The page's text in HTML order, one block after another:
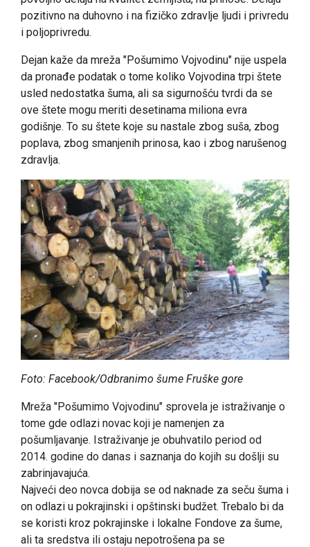
pozitivno na duhovno i na fizičko zdravlje ljudi i privredu
i poljoprivredu.
Dejan kaže da mreža "Pošumimo Vojvodinu" nije uspela
da pronađe podatak o tome koliko Vojvodina trpi štete
usled nedostatka šuma, ali sa sigurnošću tvrdi da se
ove štete mogu meriti desetinama miliona evra
godišnje. To su štete koje su nastale zbog suša, zbog
poplava, zbog smanjenih prinosa, kao i zbog narušenog
zdravlja.
Foto: Facebook/Odbranimo šume Fruške gore
Mreža "Pošumimo Vojvodinu" sprovela je istraživanje o
tome gde odlazi novac koji je namenjen za
pošumljavanje. Istraživanje je obuhvatilo period od
2014. godine do danas i saznanja do kojih su došlji su
zabrinjavajuća.
Najveći deo novca dobija se od naknade za seču šuma i
on odlazi u pokrajinski i opštinski budžet. Trebalo bi da
se koristi kroz pokrajinske i lokalne Fondove za šume,
ali ta sredstva ili ostaju nepotrošena pa se